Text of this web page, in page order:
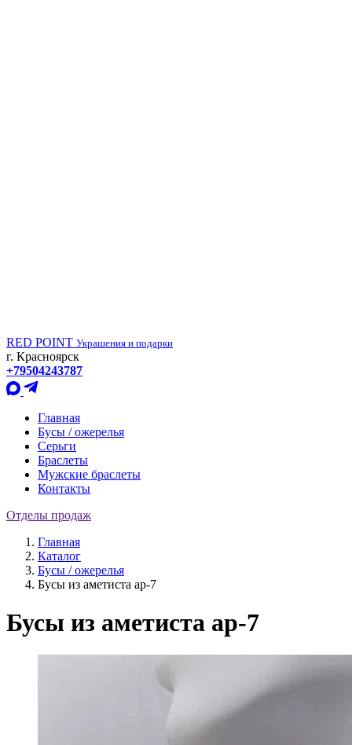
RED POINT Украшения и подарки
г. Красноярск
+79504243787
Главная
Бусы / ожерелья
Серьги
Браслеты
Мужские браслеты
Контакты
Отделы продаж
Главная
Каталог
Бусы / ожерелья
Бусы из аметиста ар-7
Бусы из аметиста ар-7